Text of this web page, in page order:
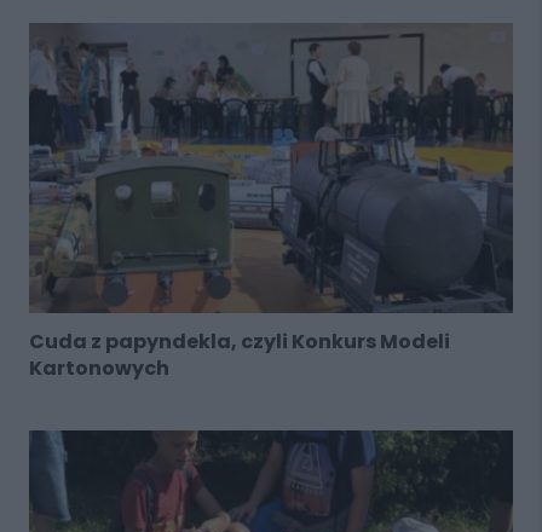
Cuda z papyndekla, czyli Konkurs Modeli
Kartonowych